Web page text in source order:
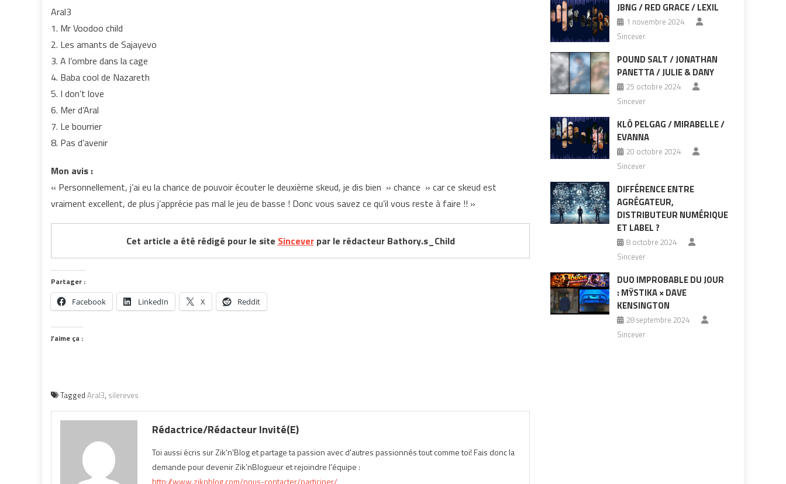
Aral3
1. Mr Voodoo child
2. Les amants de Sajayevo
3. A l’ombre dans la cage
4. Baba cool de Nazareth
5. I don’t love
6. Mer d’Aral
7. Le bourrier
8. Pas d’avenir
Mon avis :
« Personnellement, j’ai eu la chance de pouvoir écouter le deuxième skeud, je dis bien » chance » car ce skeud est
vraiment excellent, de plus j’apprécie pas mal le jeu de basse ! Donc vous savez ce qu’il vous reste à faire !! »
Cet article a été rédigé pour le site Sinceverpar le rédacteur Bathory.s_Child
Partager :
Facebook LinkedIn X Reddit
J’aime ça :
Tagged Aral3, silereves
Rédactrice/Rédacteur Invité(e)
Toi aussi écris sur Zik'n'Blog et partage ta passion avec d'autres passionnés tout comme toi! Fais donc la
demande pour devenir Zik’nBlogueur et rejoindre l'équipe :
http://www.ziknblog.com/nous-contacter/participer/
JBNG / RED GRACE / LEXIL
1 novembre 2024
Sincever
POUND SALT / JONATHAN
PANETTA / JULIE & DANY
25 octobre 2024
Sincever
KLÔ PELGAG / MIRABELLE /
EVANNA
20 octobre 2024
Sincever
DIFFÉRENCE ENTRE
AGRÉGATEUR,
DISTRIBUTEUR NUMÉRIQUE
ET LABEL ?
8 octobre 2024
Sincever
DUO IMPROBABLE DU JOUR
: MŸSTIKA × DAVE
KENSINGTON
28 septembre 2024
Sincever